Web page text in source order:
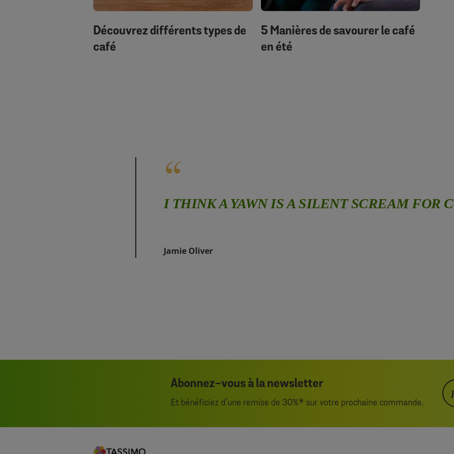
Découvrez différents types de
café
5 Manières de savourer le café
en été
I THINK A YAWN IS A SILENT SCREAM FOR
Jamie Oliver
Abonnez-vous à la newsletter
Et bénéficiez d’une remise de 30%* sur votre prochaine commande.